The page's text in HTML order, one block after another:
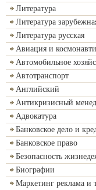
Литература
Литература
Литература русская
Авиация и
Автомобильное
Автотранспорт
Английский
Антикризисный
Адвокатура
Банковское дело и
Банковское право
Безопасность
Биографии
Маркетинг реклама и